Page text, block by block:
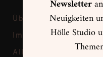
Über Frau Hölle
Impressum
Allgemeine
Newsletter
Neuigkeiten
Hölle Studio